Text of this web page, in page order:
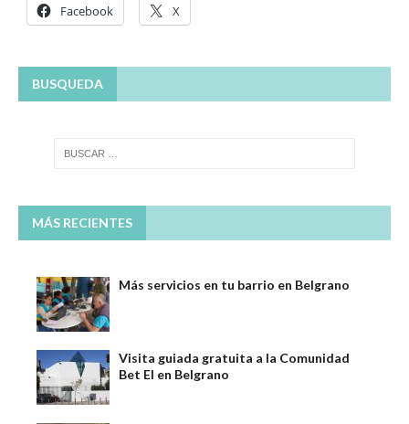
Facebook X
BUSQUEDA
MÁS RECIENTES
Más servicios en tu barrio en Belgrano
Visita guiada gratuita a la Comunidad
Bet El en Belgrano